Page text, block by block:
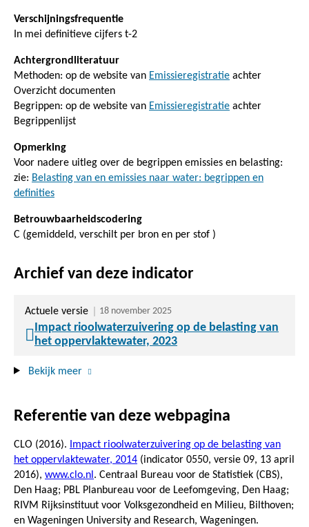
Verschijningsfrequentie
In mei definitieve cijfers t-2
Achtergrondliteratuur
Methoden: op de website van Emissieregistratie achter
Overzicht documenten
Begrippen: op de website van Emissieregistratie achter
Begrippenlijst
Opmerking
Voor nadere uitleg over de begrippen emissies en belasting:
zie: Belasting van en emissies naar water: begrippen en
definities
Betrouwbaarheidscodering
C (gemiddeld, verschilt per bron en per stof )
Archief van deze indicator
Actuele versie 18 november 2025
Impact rioolwaterzuivering op de belasting van
het oppervlaktewater, 2023
Bekijk meer
Referentie van deze webpagina
CLO (2016).
Impact rioolwaterzuivering op de belasting van
het oppervlaktewater, 2014 (indicator 0550, versie 09, 13 april
2016), www.clo.nl . Centraal Bureau voor de Statistiek (CBS),
Den Haag; PBL Planbureau voor de Leefomgeving, Den Haag;
RIVM Rijksinstituut voor Volksgezondheid en Milieu, Bilthoven;
en Wageningen University and Research, Wageningen.